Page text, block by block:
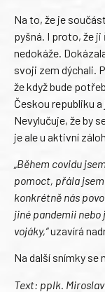
Na to, že je
pyšná. I proto, že
nedokáže.
svoji zem dýchali.
že když bude
Českou republiku
Nevylučuje, že by
je ale u aktivní
„Během covidu
pomoct, přála
konkrétně nás
jiné pandemii
vojáky,“uzavírá
Na další snímky se
Text: pplk.